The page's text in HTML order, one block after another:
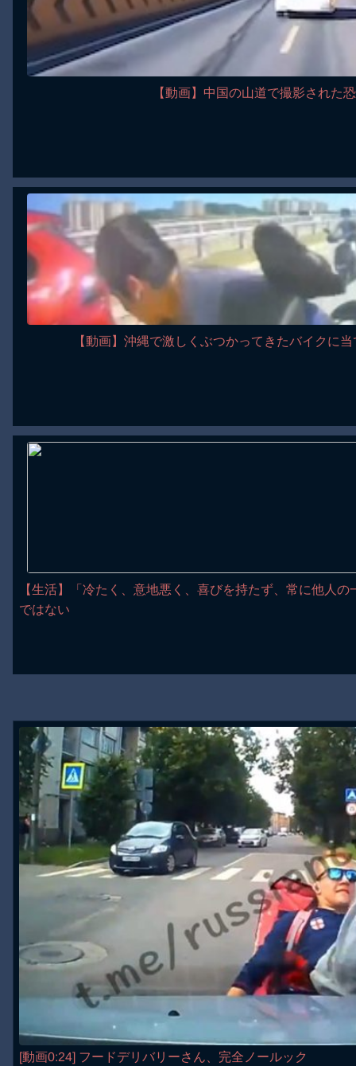
【動画】中国の山道で撮影された
【動画】沖縄で激しくぶつかってきたバイクに
【生活】「冷たく、意地悪く、喜びを持たず、常に他人
ではない
[動画0:24] フードデリバリーさん、完全ノールック